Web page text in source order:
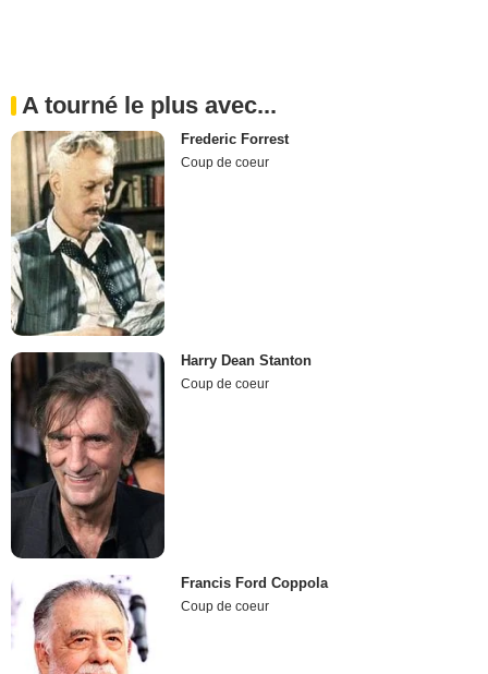
A tourné le plus avec...
Frederic Forrest
Coup de coeur
Harry Dean Stanton
Coup de coeur
Francis Ford Coppola
Coup de coeur